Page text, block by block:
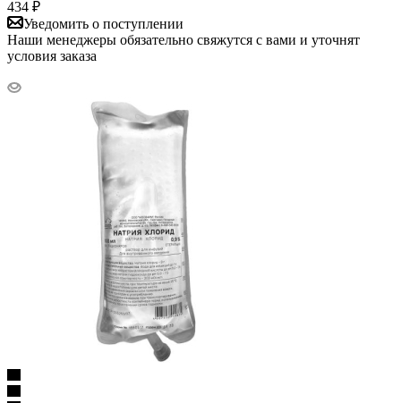
434 ₽
Уведомить о поступлении
Наши менеджеры обязательно свяжутся с вами и уточнят
условия заказа